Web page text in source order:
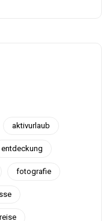
aktivurlaub
entdeckung
fotografie
reise